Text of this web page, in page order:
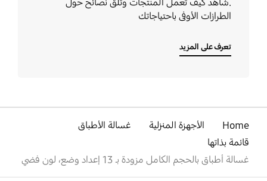
.شاهد كيف تعمل المنتجات وتلقَّ نصائح حول
الطرازات الأوفى باحتياجاتك
تعرف على المزيد
Home الأجهزة المنزلية
غسالة الأطباق
قائمة بذاتها
غسالة أطباق بالحجم الكامل مزودة بـ 13 إعداد وضع، لون فضي